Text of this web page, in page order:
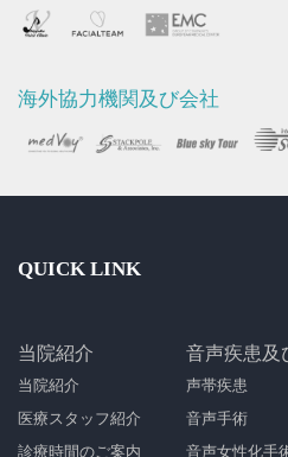
海外協力機関及び会社
QUICK LINK
当院紹介
当院紹介
医療スタッフ紹介
診療時間のご案内
音声疾患及
声帯疾患
音声手術
音声女性化手